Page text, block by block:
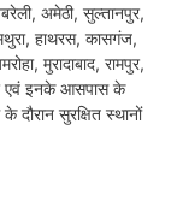
अमेठी, सुल्तानपुर,
हाथरस, कासगंज,
मुरादाबाद, रामपुर,
एवं इनके आसपास के
सुरक्षित स्थानों